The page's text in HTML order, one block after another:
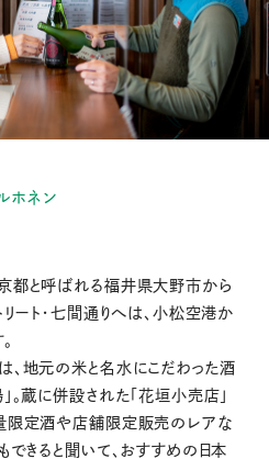
ホネン
都と呼ばれる福井県大野市から
リート・七間通りへは、小松空港か
、地元の米と名水にこだわった酒
。蔵に併設された「花垣小売店」
限定酒や店舗限定販売のレアな
できると聞いて、おすすめの日本